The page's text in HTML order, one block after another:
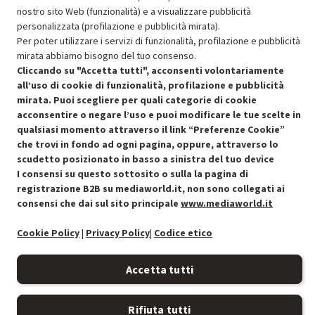
SCONTO RICONDIZIONATI
Approfitta dello sconto del 15% sul prodotto ricondizionato.
Condizioni generali di vendita
Cookie Policy
Preferenze cookie
Accessibilità
Recedere dal contratto qui
nostro sito Web (funzionalità) e a visualizzare pubblicità
personalizzata (profilazione e pubblicità mirata).
Per poter utilizzare i servizi di funzionalità, profilazione e pubblicità
mirata abbiamo bisogno del tuo consenso.
Cliccando su "Accetta tutti", acconsenti volontariamente
all’uso di cookie di funzionalità, profilazione e pubblicità
mirata. Puoi scegliere per quali categorie di cookie
acconsentire o negare l’uso e puoi modificare le tue scelte in
qualsiasi momento attraverso il link “Preferenze Cookie”
che trovi in fondo ad ogni pagina, oppure, attraverso lo
scudetto posizionato in basso a sinistra del tuo device
I consensi su questo sottosito o sulla la pagina di
registrazione B2B su mediaworld.it, non sono collegati ai
consensi che dai sul sito principale www.mediaworld.it
Cookie Policy| Privacy Policy| Codice etico
Accetta tutti
Rifiuta tutti